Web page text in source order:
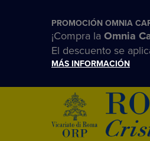
PROMOCIÓN OMNIA
¡Compra la Omnia
El descuento se
MÁS INFORMACIÓN